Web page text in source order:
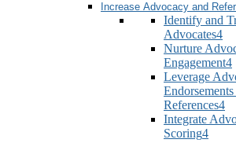
Increase Advocacy and
Identify and
Advocates4
Nurture
Engagement4
Leverage
References4
Integrate
Scoring4